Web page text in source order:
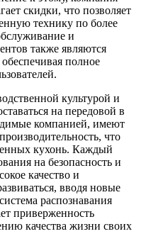
скидки, что позволяет
технику по более
и
также являются
полное
культурой и
на передовой в
компанией, имеют
что
кухонь. Каждый
на безопасность и
качество и
вводя новые
распознавания
приверженность
качества жизни своих